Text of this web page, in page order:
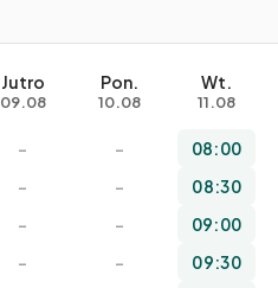
Jutro
09.08
Pon.
10.08
Wt.
11.08
–
–
–
–
–
–
–
–
08:00
08:30
09:00
09:30